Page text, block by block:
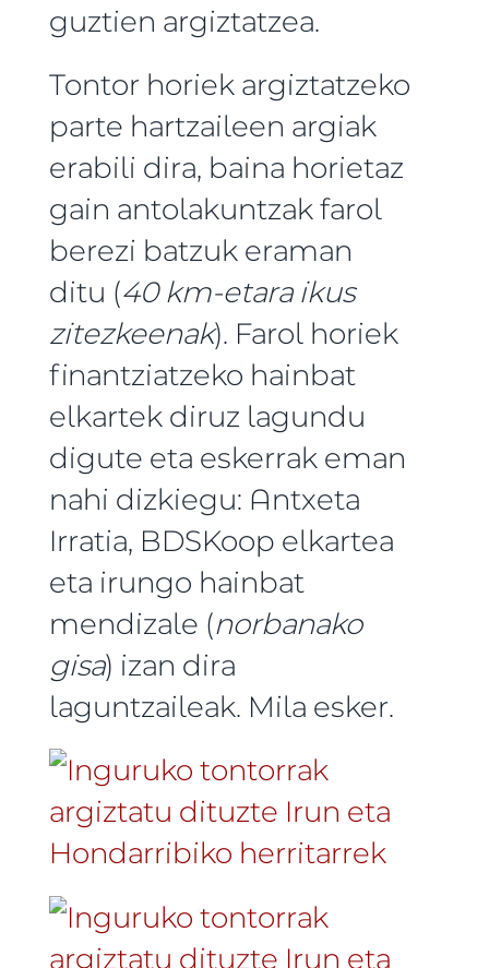
guztien argiztatzea.
Tontor horiek argiztatzeko
parte hartzaileen argiak
erabili dira, baina horietaz
gain antolakuntzak farol
berezi batzuk eraman
ditu (40 km-etara ikus
zitezkeenak). Farol horiek
finantziatzeko hainbat
elkartek diruz lagundu
digute eta eskerrak eman
nahi dizkiegu: Antxeta
Irratia, BDSKoop elkartea
eta irungo hainbat
mendizale (norbanako
gisa) izan dira
laguntzaileak. Mila esker.